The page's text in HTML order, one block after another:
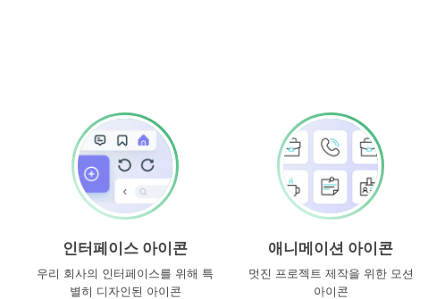
인터페이스 아이콘
우리 회사의 인터페이스를 위해 특
별히 디자인된 아이콘
애니메이션 아이콘
멋진 프로젝트 제작을 위한 모션
아이콘